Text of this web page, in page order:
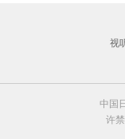
视
中国
许